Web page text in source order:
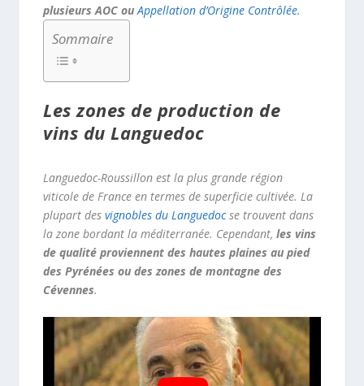
plusieurs AOC ouAppellation d’Origine Contrôlée.
Sommaire
Les zones de production de
vins du Languedoc
Languedoc-Roussillon est la plus grande région
viticole de France en termes de superficie cultivée. La
plupart desvignobles du Languedocse trouvent dans
la zone bordant la méditerranée. Cependant,les vins
de qualité proviennent des hautes plaines au pied
des Pyrénées ou des zones de montagne des
Cévennes.